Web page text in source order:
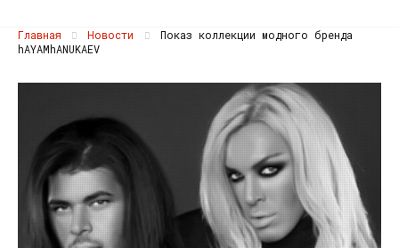
Главная Новости
Показ коллекции модного бренда
hAYAMhANUKAEV